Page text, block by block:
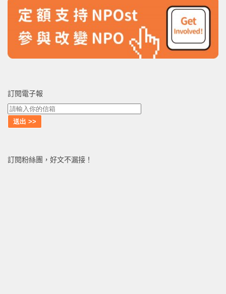
訂閱電子報
訂閱粉絲團，好文不漏接！